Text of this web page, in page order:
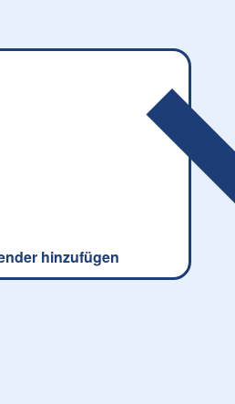
hinzufügen